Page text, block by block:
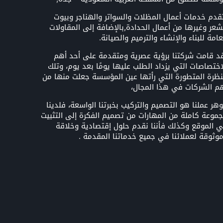
خدمات أعمال المظلات والسواتر والهناجر وبيوت
وغيرها من أعمال الحدادة,بالإضافة إلى المقاولات
للبناء والإنشاء والترميم والصيانة.
قامت شركتنا برؤية عصرية ومتقدمة على أحد أهم
التي يزداد الطلب عليها يومًا بعد يوم، وتلك
المتطورة التي رأتها عين المؤسسة جعلت منها من
الشركات في هذا المجال،
عملنا هو التصميم والتركيب بخبرتنا الواسعة، فلدينا
كاملة من المهارات من تصميم الفكرة إلى التثبيت
الموقع وكذلك فأننا نقدم حلول إقتصادية وخلاقة
لعملائنا في جميع خدماتنا المقدمة .